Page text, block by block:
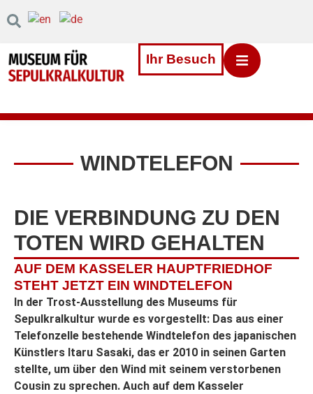
Inhalt Direkt
zum
zum
Footer
Ihr Besuch
WINDTELEFON
DIE VERBINDUNG ZU DEN
TOTEN WIRD GEHALTEN
AUF DEM KASSELER HAUPTFRIEDHOF
STEHT JETZT EIN WINDTELEFON
In der Trost-Ausstellung des Museums für
Sepulkralkultur wurde es vorgestellt: Das aus einer
Telefonzelle bestehende Windtelefon des japanischen
Künstlers Itaru Sasaki, das er 2010 in seinen Garten
stellte, um über den Wind mit seinem verstorbenen
Cousin zu sprechen. Auch auf dem Kasseler